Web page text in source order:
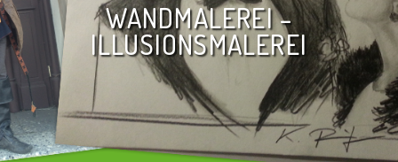
WANDMALEREI –
ILLUSIONSMALEREI